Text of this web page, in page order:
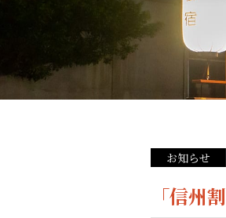
お知らせ
「信州